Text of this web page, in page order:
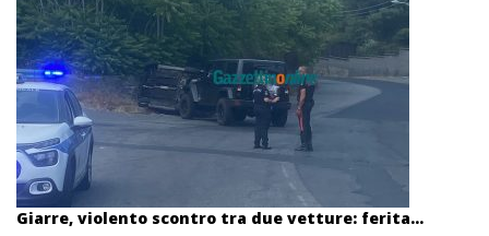
Giarre, violento scontro tra due vetture: ferita...